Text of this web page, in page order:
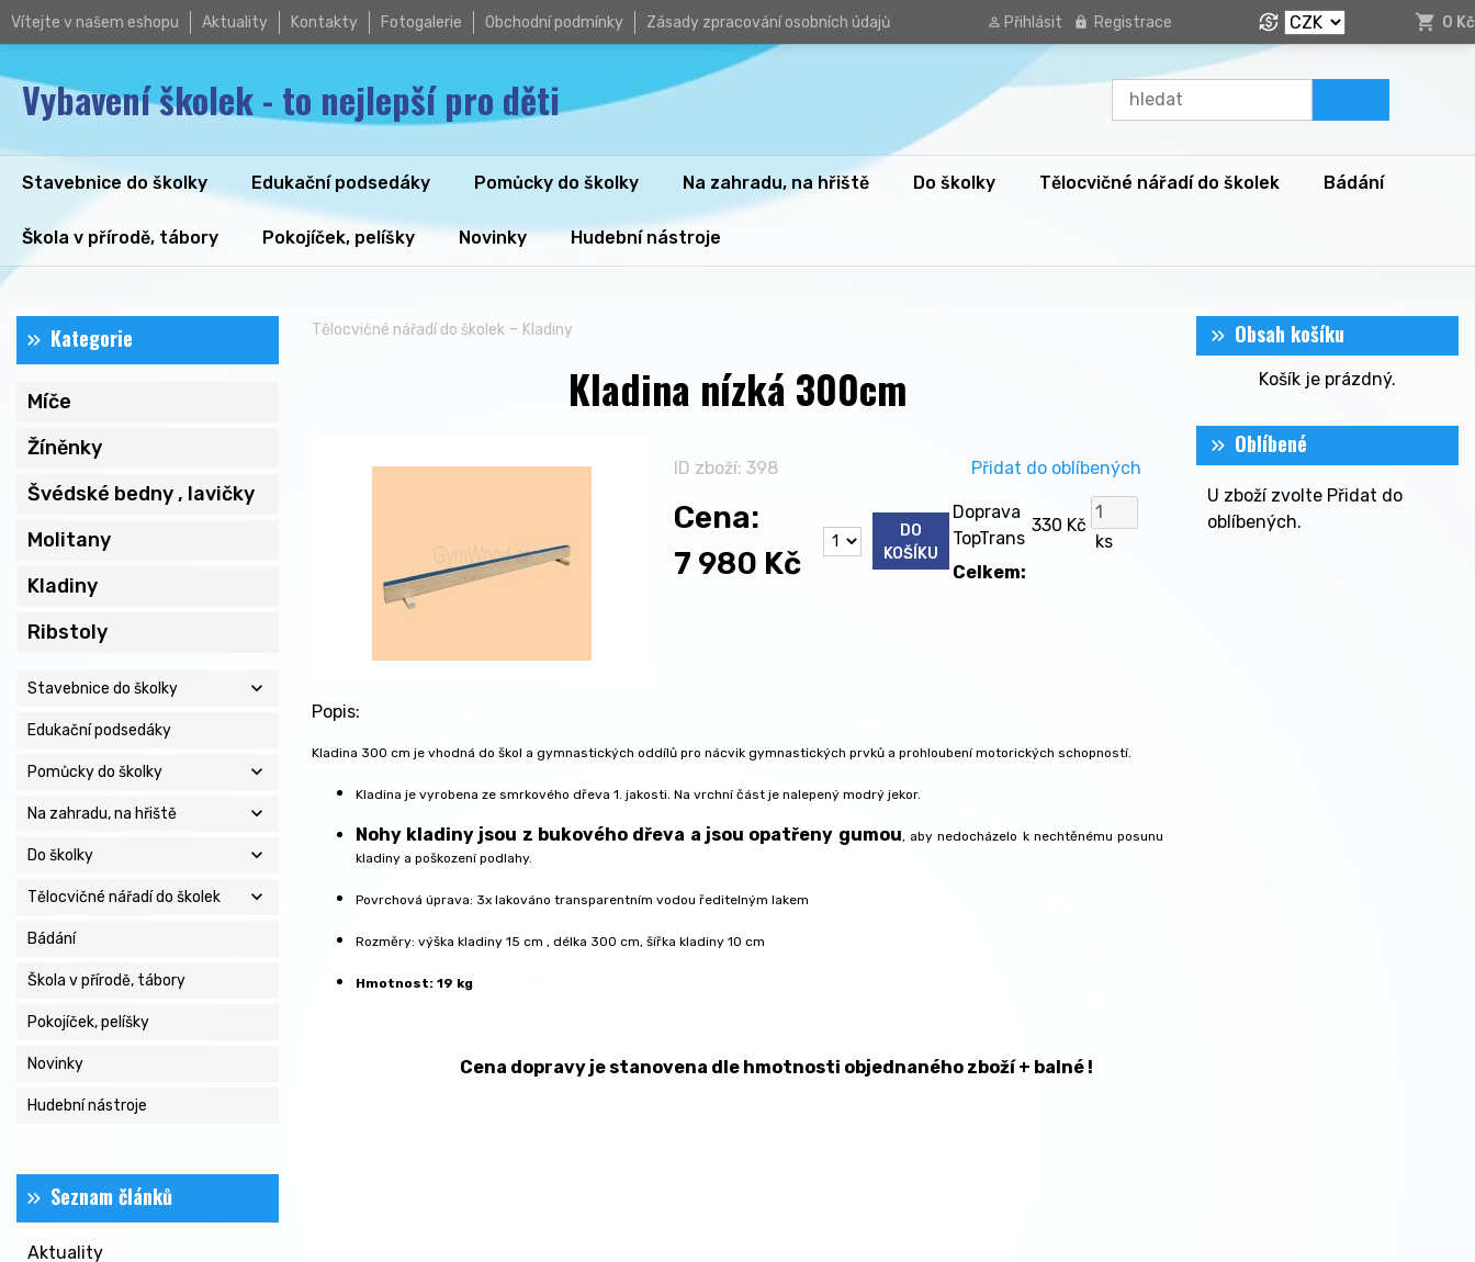
Vítejte v našem eshopu Aktuality Kontakty Fotogalerie Obchodní podmínky Zásady zpracování osobních údajů Přihlásit Registrace 0 Kč
Vybavení školek - to nejlepší pro děti
Stavebnice do školky Edukační podsedáky Pomůcky do školky Na zahradu, na hřiště Do školky Tělocvičné nářadí do školek Bádání
Škola v přírodě, tábory Pokojíček, pelíšky Novinky Hudební nástroje
Kategorie
Míče
Žíněnky
Švédské bedny , lavičky
Molitany
Kladiny
Ribstoly
Stavebnice do školky expand_more
Edukační podsedáky
Pomůcky do školky expand_more
Na zahradu, na hřiště expand_more
Do školky expand_more
Tělocvičné nářadí do školek expand_more
Bádání
Škola v přírodě, tábory
Pokojíček, pelíšky
Novinky
Hudební nástroje
Seznam článků
Aktuality
Tělocvičné nářadí do školek- Kladiny
Kladina nízká 300cm
ID zboží: 398 Přidat do oblíbených
Cena:
7 980 Kč
DO
KOŠÍKU
Doprava
TopTrans
330 Kč
ks
Celkem:
Popis:
Kladina 300 cm je vhodná do škol a gymnastických oddílů pro nácvik gymnastických prvků a prohloubení motorických schopností.
Kladina je vyrobena ze smrkového dřeva 1. jakosti. Na vrchní část je nalepený modrý jekor.
Nohy kladiny jsou z bukového dřeva a jsou opatřeny gumou, aby nedocházelo k nechtěnému posunu
kladiny a poškození podlahy.
Povrchová úprava: 3x lakováno transparentním vodou ředitelným lakem
Rozměry: výška kladiny 15 cm , délka 300 cm, šířka kladiny 10 cm
Hmotnost: 19 kg
Cena dopravy je stanovena dle hmotnosti objednaného zboží + balné !
Obsah košíku
Košík je prázdný.
Oblíbené
U zboží zvolte Přidat do
oblíbených.